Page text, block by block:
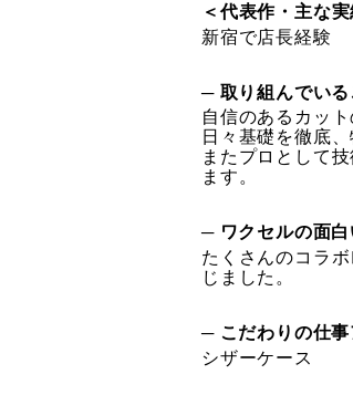
＜代表作・主な実
新宿で店長経験
─ 取り組んでいる
自信のあるカッ
日々基礎を徹底
またプロとして
ます。
─ ワクセルの面白
たくさんのコラ
じました。
─ こだわりの仕事
シザーケース